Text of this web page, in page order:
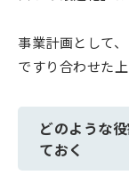
事業計画として
ですり合わせた
どのような
ておく